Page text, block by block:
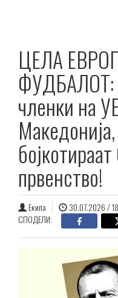
ЦЕЛА
ФУДБАЛОТ:
членки на
првенство!
Екипа
30.07.2026 /
СПОДЕЛИ: